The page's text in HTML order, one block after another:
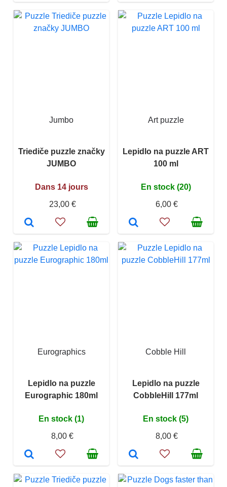
Jumbo
Triediče puzzle značky
JUMBO
Dans 14 jours
23,00 €
Art puzzle
Lepidlo na puzzle ART
100 ml
En stock (20)
6,00 €
Eurographics
Lepidlo na puzzle
Eurographic 180ml
En stock (1)
8,00 €
Cobble Hill
Lepidlo na puzzle
CobbleHill 177ml
En stock (5)
8,00 €